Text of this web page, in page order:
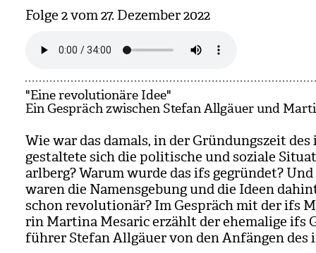
Folge 2 vom 27. Dezem­ber 2022
"Eine revolutionäre Idee"
Ein Gespräch zwischen Stefan Allgäuer und
Wie war das damals, in der Grün­dungs­zeit des
gestal­tete sich die poli­ti­sche und soziale
arl­berg? Warum wurde das ifs gegrün­det?
waren die Namens­ge­bung und die Ideen
schon revo­lu­tio­när? Im Gespräch mit der ifs
rin Mar­tina Mesa­ric erzählt der ehe­ma­lige ifs
füh­rer Ste­fan All­gäuer von den Anfän­gen des